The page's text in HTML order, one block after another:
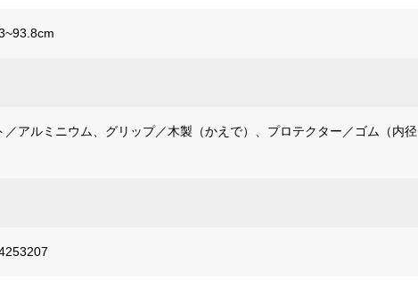
／アルミニウム、グリップ／木製（かえで）、プロテクター／ゴム（内径